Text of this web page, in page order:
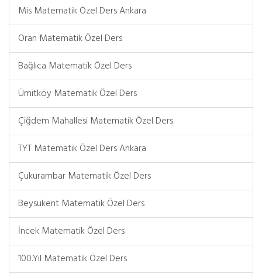
Mis Matematik Özel Ders Ankara
Oran Matematik Özel Ders
Bağlıca Matematik Özel Ders
Ümitköy Matematik Özel Ders
Çiğdem Mahallesi Matematik Özel Ders
TYT Matematik Özel Ders Ankara
Çukurambar Matematik Özel Ders
Beysukent Matematik Özel Ders
İncek Matematik Özel Ders
100.Yıl Matematik Özel Ders